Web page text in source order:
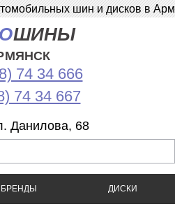
шин и дисков в
ШИНЫ
74 34 666
74 34 667
Данилова, 68
БРЕНДЫ ДИСКИ